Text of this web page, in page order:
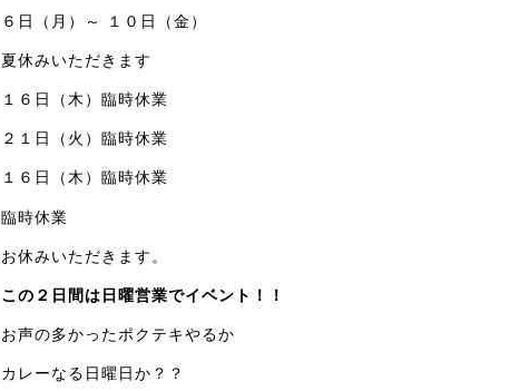
６日（月）～ １０日（金）
夏休みいただきます
１６日（木）臨時休業
２１日（火）臨時休業
１６日（木）臨時休業
臨時休業
お休みいただきます。
この２日間は日曜営業でイベント！！
お声の多かったポクテキやるか
カレーなる日曜日か？？